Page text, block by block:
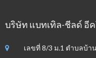
บริษัท แบทเทิล-ชีลด์ อี
เลขที่ 8/3 ม.1 ตำบลบ้า